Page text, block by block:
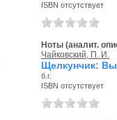
ISBN отсутствует
Ноты (аналит.
Чайковский, П. И.
Щелкунчик:
б.г.
ISBN отсутствует